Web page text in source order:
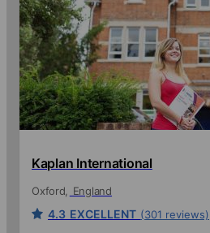
Kaplan International
Oxford England
4.3 EXCELLENT (301 reviews)